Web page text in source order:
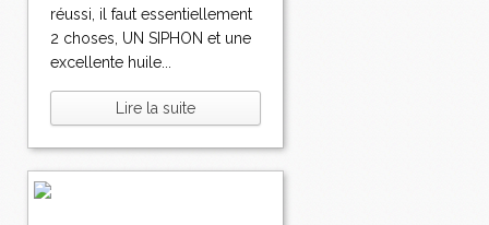
réussi, il faut essentiellement
2 choses, UN SIPHON et une
excellente huile...
Lire la suite